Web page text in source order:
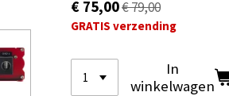
€ 75,00€ 79,00
GRATIS verzending
In
winkelwagen